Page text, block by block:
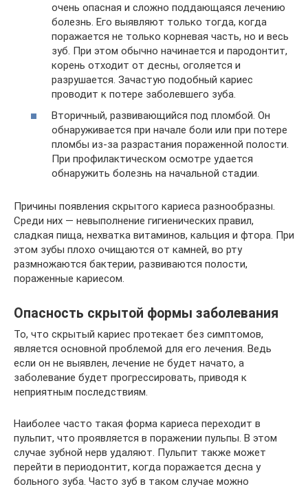
очень опасная и сложно поддающаяся лечению
болезнь. Его выявляют только тогда, когда
поражается не только корневая часть, но и весь
зуб. При этом обычно начинается и пародонтит,
корень отходит от десны, оголяется и
разрушается. Зачастую подобный кариес
проводит к потере заболевшего зуба.
Вторичный, развивающийся под пломбой. Он
обнаруживается при начале боли или при потере
пломбы из-за разрастания пораженной полости.
При профилактическом осмотре удается
обнаружить болезнь на начальной стадии.
Причины появления скрытого кариеса разнообразны.
Среди них — невыполнение гигиенических правил,
сладкая пища, нехватка витаминов, кальция и фтора. При
этом зубы плохо очищаются от камней, во рту
размножаются бактерии, развиваются полости,
пораженные кариесом.
Опасность скрытой формы заболевания
То, что скрытый кариес протекает без симптомов,
является основной проблемой для его лечения. Ведь
если он не выявлен, лечение не будет начато, а
заболевание будет прогрессировать, приводя к
неприятным последствиям.
Наиболее часто такая форма кариеса переходит в
пульпит, что проявляется в поражении пульпы. В этом
случае зубной нерв удаляют. Пульпит также может
перейти в периодонтит, когда поражается десна у
больного зуба. Часто зуб в таком случае можно